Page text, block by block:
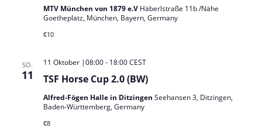
MTV München von 1879 e.V Häberlstraße 11b /Nähe
Goetheplatz, München, Bayern, Germany
€10
SO.
11 TSF Horse Cup 2.0 (BW)
11 Oktober |08:00- 18:00 CEST
Alfred-Fögen Halle in Ditzingen Seehansen 3, Ditzingen,
Baden-Württemberg, Germany
€8